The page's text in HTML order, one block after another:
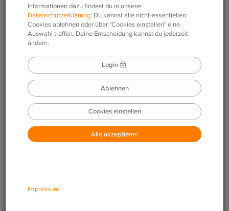
05.08.2016|Länder & Sitten
meisten steht sie aber noch bevor: die